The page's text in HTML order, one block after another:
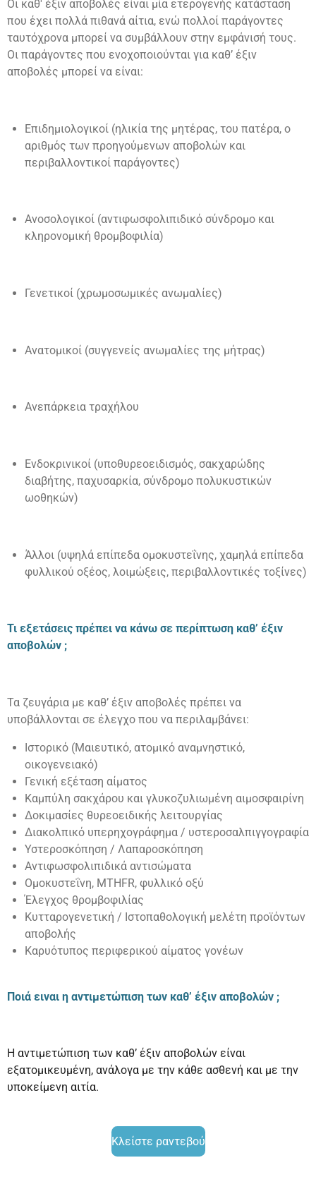
Oι καθ' έξιν αποβολές είναι μία ετερογενής κατάσταση
που έχει πολλά πιθανά αίτια, ενώ πολλοί παράγοντες
ταυτόχρονα μπορεί να συμβάλλουν στην εμφάνισή τους.
Οι παράγοντες που ενοχοποιούνται για καθ’ έξιν
αποβολές μπορεί να είναι:
Επιδημιολογικοί (ηλικία της μητέρας, του πατέρα, ο
αριθμός των προηγούμενων αποβολών και
περιβαλλοντικοί παράγοντες)
Ανοσολογικοί (αντιφωσφολιπιδικό σύνδρομο και
κληρονομική θρομβοφιλία)
Γενετικοί (χρωμοσωμικές ανωμαλίες)
Ανατομικοί (συγγενείς ανωμαλίες της μήτρας)
Ανεπάρκεια τραχήλου
Ενδοκρινικοί (υποθυρεοειδισμός, σακχαρώδης
διαβήτης, παχυσαρκία, σύνδρομο πολυκυστικών
ωοθηκών)
Άλλοι (υψηλά επίπεδα ομοκυστεΐνης, χαμηλά επίπεδα
φυλλικού οξέος, λοιμώξεις, περιβαλλοντικές τοξίνες)
Τι εξετάσεις πρέπει να κάνω σε περίπτωση καθ’ έξιν
αποβολών ;
Τα ζευγάρια με καθ’ έξιν αποβολές πρέπει να
υποβάλλονται σε έλεγχο που να περιλαμβάνει:
Ιστορικό (Μαιευτικό, ατομικό αναμνηστικό,
οικογενειακό)
Γενική εξέταση αίματος
Καμπύλη σακχάρου και γλυκοζυλιωμένη αιμοσφαιρίνη
Δοκιμασίες θυρεοειδικής λειτουργίας
Διακολπικό υπερηχογράφημα / υστεροσαλπιγγογραφία
Υστεροσκόπηση / Λαπαροσκόπηση
Αντιφωσφολιπιδικά αντισώματα
Ομοκυστεΐνη, MTHFR, φυλλικό οξύ
Έλεγχος θρομβοφιλίας
Κυτταρογενετική / Ιστοπαθολογική μελέτη προϊόντων
αποβολής
Καρυότυπος περιφερικού αίματος γονέων
Ποιά ειναι η αντιμετώπιση των καθ’ έξιν αποβολών ;
Η αντιμετώπιση των καθ’ έξιν αποβολών είναι
εξατομικευμένη, ανάλογα με την κάθε ασθενή και με την
υποκείμενη αιτία.
Κλείστε ραντεβού